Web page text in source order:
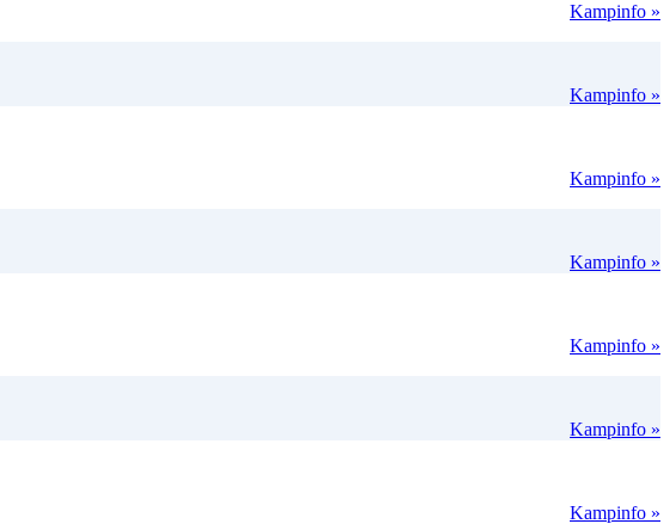
Kampinfo »
Kampinfo »
Kampinfo »
Kampinfo »
Kampinfo »
Kampinfo »
Kampinfo »